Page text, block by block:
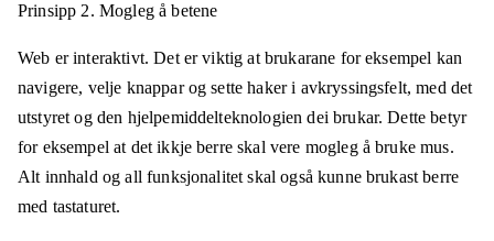
Prinsipp 2. Mogleg å betene
Web er interaktivt. Det er viktig at brukarane for eksempel kan
navigere, velje knappar og sette haker i avkryssingsfelt, med det
utstyret og den hjelpemiddelteknologien dei brukar. Dette betyr
for eksempel at det ikkje berre skal vere mogleg å bruke mus.
Alt innhald og all funksjonalitet skal også kunne brukast berre
med tastaturet.